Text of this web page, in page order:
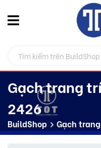
Gạch trang
2426
BuildShop Gạch